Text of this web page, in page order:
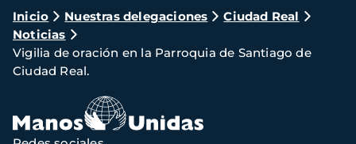
Ruta
de
navegación
Inicio Nuestras delegaciones
Ciudad Real
Noticias
Vigilia de oración en la Parroquia de Santiago de
Ciudad Real.